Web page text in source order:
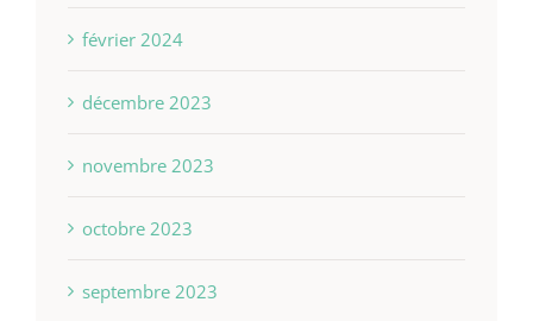
février 2024
décembre 2023
novembre 2023
octobre 2023
septembre 2023